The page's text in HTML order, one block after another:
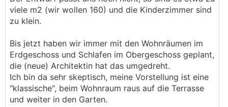
viele m2 (wir wollen 160) und die Kinderzimmer sind
zu klein.
Bis jetzt haben wir immer mit den Wohnräumen im
Erdgeschoss und Schlafen im Obergeschoss geplant,
die (neue) Architektin hat das umgedreht.
Ich bin da sehr skeptisch, meine Vorstellung ist eine
"klassische", beim Wohnraum raus auf die Terrasse
und weiter in den Garten.